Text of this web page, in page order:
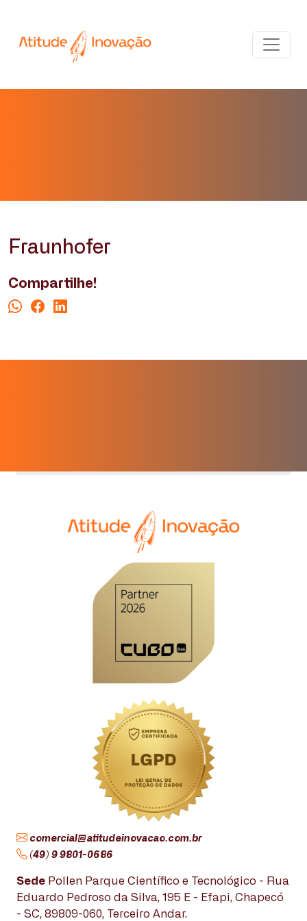
Fraunhofer
Compartilhe!
comercial@atitudeinovacao.com.br
(49) 9 9801-0686
Sede Pollen Parque Científico e Tecnológico - Rua
Eduardo Pedroso da Silva, 195 E - Efapi, Chapecó
- SC, 89809-060, Terceiro Andar.